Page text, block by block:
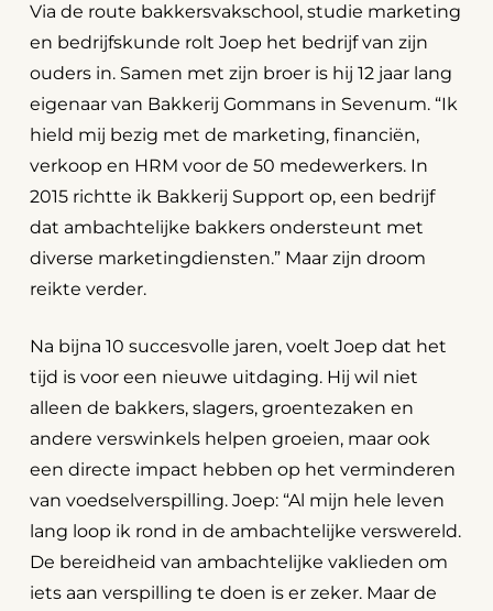
Via de route bakkersvakschool, studie marketing
en bedrijfskunde rolt Joep het bedrijf van zijn
ouders in. Samen met zijn broer is hij 12 jaar lang
eigenaar van Bakkerij Gommans in Sevenum. “Ik
hield mij bezig met de marketing, financiën,
verkoop en HRM voor de 50 medewerkers. In
2015 richtte ik Bakkerij Support op, een bedrijf
dat ambachtelijke bakkers ondersteunt met
diverse marketingdiensten.” Maar zijn droom
reikte verder.
Na bijna 10 succesvolle jaren, voelt Joep dat het
tijd is voor een nieuwe uitdaging. Hij wil niet
alleen de bakkers, slagers, groentezaken en
andere verswinkels helpen groeien, maar ook
een directe impact hebben op het verminderen
van voedselverspilling. Joep: “Al mijn hele leven
lang loop ik rond in de ambachtelijke verswereld.
De bereidheid van ambachtelijke vaklieden om
iets aan verspilling te doen is er zeker. Maar de